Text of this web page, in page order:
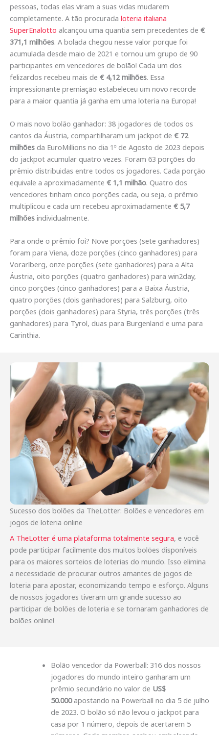
pessoas, todas elas viram a suas vidas mudarem
completamente. A tão procurada loteria italiana
SuperEnalotto alcançou uma quantia sem precedentes de €
371,1 milhões. A bolada chegou nesse valor porque foi
acumulada desde maio de 2021 e tornou um grupo de 90
participantes em vencedores de bolão! Cada um dos
felizardos recebeu mais de € 4,12 milhões. Essa
impressionante premiação estabeleceu um novo recorde
para a maior quantia já ganha em uma loteria na Europa!
O mais novo bolão ganhador: 38 jogadores de todos os
cantos da Áustria, compartilharam um jackpot de € 72
milhões da EuroMillions no dia 1º de Agosto de 2023 depois
do jackpot acumular quatro vezes. Foram 63 porções do
prêmio distribuidas entre todos os jogadores. Cada porção
equivale a aproximadamente € 1,1 milhão. Quatro dos
vencedores tinham cinco porções cada, ou seja, o prêmio
multiplicou e cada um recebeu aproximadamente € 5,7
milhões individualmente.
Para onde o prêmio foi? Nove porções (sete ganhadores)
foram para Viena, doze porções (cinco ganhadores) para
Vorarlberg, onze porções (sete ganhadores) para a Alta
Áustria, oito porções (quatro ganhadores) para win2day,
cinco porções (cinco ganhadores) para a Baixa Áustria,
quatro porções (dois ganhadores) para Salzburg, oito
porções (dois ganhadores) para Styria, três porções (três
ganhadores) para Tyrol, duas para Burgenland e uma para
Carinthia.
Sucesso dos bolões da TheLotter: Bolões e vencedores em
jogos de loteria online
A TheLotter é uma plataforma totalmente segura, e você
pode participar facilmente dos muitos bolões disponíveis
para os maiores sorteios de loterias do mundo. Isso elimina
a necessidade de procurar outros amantes de jogos de
loteria para apostar, economizando tempo e esforço. Alguns
de nossos jogadores tiveram um grande sucesso ao
participar de bolões de loteria e se tornaram ganhadores de
bolões online!
Bolão vencedor da Powerball: 316 dos nossos
jogadores do mundo inteiro ganharam um
prêmio secundário no valor de US$
50.000apostando na Powerball no dia 5 de julho
de 2023. O bolão só não levou o jackpot para
casa por 1 número, depois de acertarem 5